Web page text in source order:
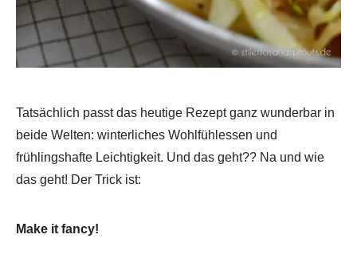
Tatsächlich passt das heutige Rezept ganz wunderbar in
beide Welten: winterliches Wohlfühlessen und
frühlingshafte Leichtigkeit. Und das geht?? Na und wie
das geht! Der Trick ist:
Make it fancy!